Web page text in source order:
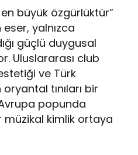
büyük özgürlüktür”
yalnızca
güçlü duygusal
Uluslararası club
ve Türk
tınıları bir
popunda
kimlik ortaya